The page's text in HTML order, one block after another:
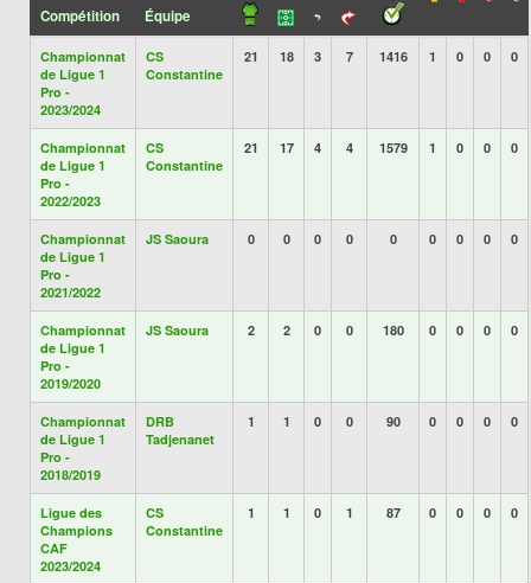
Compétition Équipe
Championnat
de Ligue 1
Pro -
2023/2024
CS
Constantine
21 18 3 7 1416 1 0 0 0
Championnat
de Ligue 1
Pro -
2022/2023
CS
Constantine
21 17 4 4 1579 1 0 0 0
Championnat
de Ligue 1
Pro -
2021/2022
JS Saoura 0 0 0 0 0 0 0 0 0
Championnat
de Ligue 1
Pro -
2019/2020
JS Saoura 2 2 0 0 180 0 0 0 0
Championnat
de Ligue 1
Pro -
2018/2019
DRB
Tadjenanet
1 1 0 0 90 0 0 0 0
Ligue des
Champions
CAF
2023/2024
CS
Constantine
1 1 0 1 87 0 0 0 0